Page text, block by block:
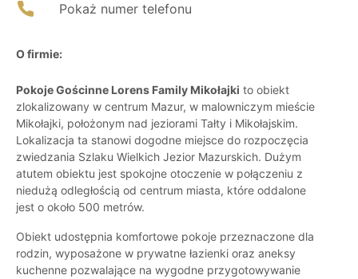
Pokaż numer telefonu
O firmie:
Pokoje Gościnne Lorens Family Mikołajki to obiekt
zlokalizowany w centrum Mazur, w malowniczym mieście
Mikołajki, położonym nad jeziorami Tałty i Mikołajskim.
Lokalizacja ta stanowi dogodne miejsce do rozpoczęcia
zwiedzania Szlaku Wielkich Jezior Mazurskich. Dużym
atutem obiektu jest spokojne otoczenie w połączeniu z
niedużą odległością od centrum miasta, które oddalone
jest o około 500 metrów.
Obiekt udostępnia komfortowe pokoje przeznaczone dla
rodzin, wyposażone w prywatne łazienki oraz aneksy
kuchenne pozwalające na wygodne przygotowywanie